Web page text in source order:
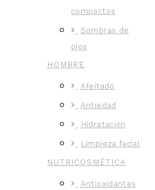
compactos
Sombras de
ojos
HOMBRE
Afeitado
Antiedad
Hidratación
Limpieza facial
NUTRICOSMÉTICA
Antioxidantes